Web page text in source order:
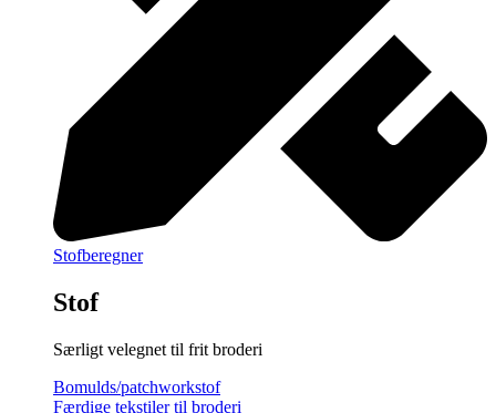
Stofberegner
Stof
Særligt velegnet til frit broderi
Bomulds/patchworkstof
Færdige tekstiler til broderi